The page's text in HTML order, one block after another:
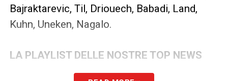
Bajraktarevic, Til, Driouech, Babadi, Land,
Kuhn, Uneken, Nagalo.
LA PLAYLIST DELLE NOSTRE TOP NEWS